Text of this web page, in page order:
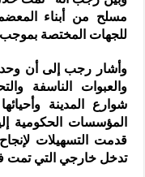
مسلح من أبناء
للجهات المختصة
وأشار رجب إلى أن
والعبوات الناسفة
شوارع المدينة
المؤسسات الحكومية
قدمت التسهيلات
تدخل خارجي التي تمت